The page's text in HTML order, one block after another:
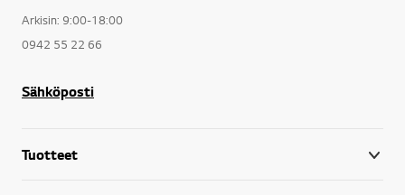
Arkisin: 9:00-18:00
0942 55 22 66
Sähköposti
Tuotteet